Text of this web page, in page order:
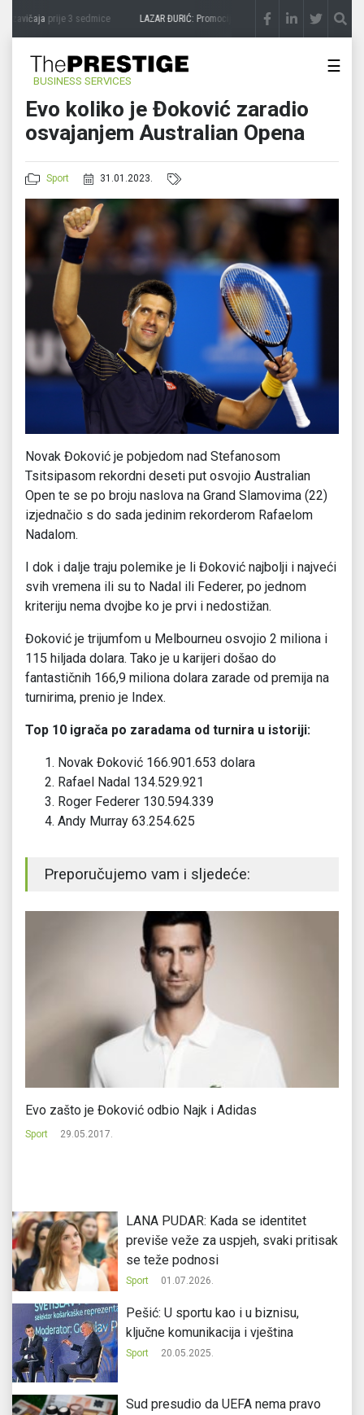
zavičajaprije 3 sedmice LAZAR ĐURIĆ: Promocija potencijal pretvara u destinaciju
BUSINESS SERVICES
☰
Evo koliko je Đoković zaradio
osvajanjem Australian Opena
Sport 31.01.2023.
Novak Đoković je pobjedom nad Stefanosom
Tsitsipasom rekordni deseti put osvojio Australian
Open te se po broju naslova na Grand Slamovima (22)
izjednačio s do sada jedinim rekorderom Rafaelom
Nadalom.
I dok i dalje traju polemike je li Đoković najbolji i najveći
svih vremena ili su to Nadal ili Federer, po jednom
kriteriju nema dvojbe ko je prvi i nedostižan.
Đoković je trijumfom u Melbourneu osvojio 2 miliona i
115 hiljada dolara. Tako je u karijeri došao do
fantastičnih 166,9 miliona dolara zarade od premija na
turnirima, prenio je Index.
Top 10 igrača po zaradama od turnira u istoriji:
Novak Đoković 166.901.653 dolara
Rafael Nadal 134.529.921
Roger Federer 130.594.339
Andy Murray 63.254.625
Preporučujemo vam i sljedeće:
Evo zašto je Đoković odbio Najk i Adidas
Sport 29.05.2017.
LANA PUDAR: Kada se identitet
previše veže za uspjeh, svaki pritisak
se teže podnosi
Sport 01.07.2026.
Pešić: U sportu kao i u biznisu,
ključne komunikacija i vještina
Sport 20.05.2025.
Sud presudio da UEFA nema pravo